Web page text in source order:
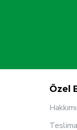
Özel